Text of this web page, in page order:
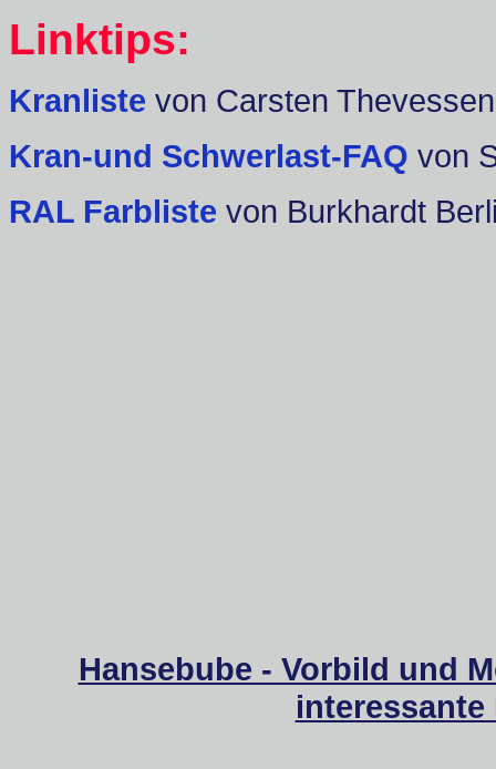
Linktips:
Kranliste von Carsten Thevessen
Kran-und Schwerlast-FAQ von
RAL Farbliste von Burkhardt
Hansebube - Vorbild und